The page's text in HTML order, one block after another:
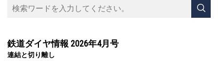
鉄道ダイヤ情報 2026年4月号
連結と切り離し